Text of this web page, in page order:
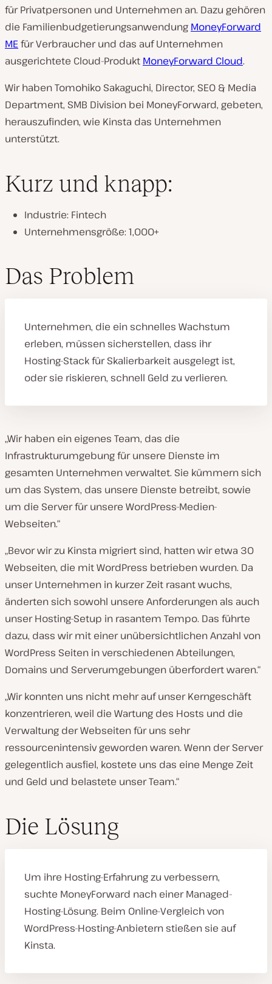
für Privatpersonen und Unternehmen an. Dazu gehören
die Familienbudgetierungsanwendung MoneyForward
MEfür Verbraucher und das auf Unternehmen
ausgerichtete Cloud-Produkt MoneyForward Cloud.
Wir haben Tomohiko Sakaguchi, Director, SEO & Media
Department, SMB Division bei MoneyForward, gebeten,
herauszufinden, wie Kinsta das Unternehmen
unterstützt.
Kurz und knapp:
Industrie: Fintech
Unternehmensgröße: 1,000+
Das Problem
Unternehmen, die ein schnelles Wachstum
erleben, müssen sicherstellen, dass ihr
Hosting-Stack für Skalierbarkeit ausgelegt ist,
oder sie riskieren, schnell Geld zu verlieren.
„Wir haben ein eigenes Team, das die
Infrastrukturumgebung für unsere Dienste im
gesamten Unternehmen verwaltet. Sie kümmern sich
um das System, das unsere Dienste betreibt, sowie
um die Server für unsere WordPress-Medien-
Webseiten.“
„Bevor wir zu Kinsta migriert sind, hatten wir etwa 30
Webseiten, die mit WordPress betrieben wurden. Da
unser Unternehmen in kurzer Zeit rasant wuchs,
änderten sich sowohl unsere Anforderungen als auch
unser Hosting-Setup in rasantem Tempo. Das führte
dazu, dass wir mit einer unübersichtlichen Anzahl von
WordPress Seiten in verschiedenen Abteilungen,
Domains und Serverumgebungen überfordert waren.“
„Wir konnten uns nicht mehr auf unser Kerngeschäft
konzentrieren, weil die Wartung des Hosts und die
Verwaltung der Webseiten für uns sehr
ressourcenintensiv geworden waren. Wenn der Server
gelegentlich ausfiel, kostete uns das eine Menge Zeit
und Geld und belastete unser Team.“
Die Lösung
Um ihre Hosting-Erfahrung zu verbessern,
suchte MoneyForward nach einer Managed-
Hosting-Lösung. Beim Online-Vergleich von
WordPress-Hosting-Anbietern stießen sie auf
Kinsta.